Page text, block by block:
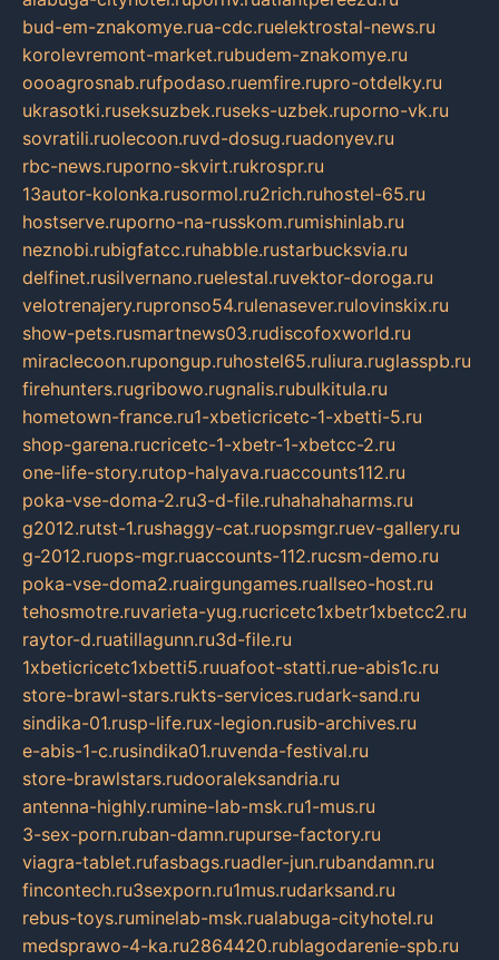
bud-em-znakomye.rua-cdc.ruelektrostal-news.ru
korolevremont-market.rubudem-znakomye.ru
oooagrosnab.rufpodaso.ruemfire.rupro-otdelky.ru
ukrasotki.ruseksuzbek.ruseks-uzbek.ruporno-vk.ru
sovratili.ruolecoon.ruvd-dosug.ruadonyev.ru
rbc-news.ruporno-skvirt.rukrospr.ru
13autor-kolonka.rusormol.ru2rich.ruhostel-65.ru
hostserve.ruporno-na-russkom.rumishinlab.ru
neznobi.rubigfatcc.ruhabble.rustarbucksvia.ru
delfinet.rusilvernano.ruelestal.ruvektor-doroga.ru
velotrenajery.rupronso54.rulenasever.rulovinskix.ru
show-pets.rusmartnews03.rudiscofoxworld.ru
miraclecoon.rupongup.ruhostel65.ruliura.ruglasspb.ru
firehunters.rugribowo.rugnalis.rubulkitula.ru
hometown-france.ru1-xbeticricetc-1-xbetti-5.ru
shop-garena.rucricetc-1-xbetr-1-xbetcc-2.ru
one-life-story.rutop-halyava.ruaccounts112.ru
poka-vse-doma-2.ru3-d-file.ruhahahaharms.ru
g2012.rutst-1.rushaggy-cat.ruopsmgr.ruev-gallery.ru
g-2012.ruops-mgr.ruaccounts-112.rucsm-demo.ru
poka-vse-doma2.ruairgungames.ruallseo-host.ru
tehosmotre.ruvarieta-yug.rucricetc1xbetr1xbetcc2.ru
raytor-d.ruatillagunn.ru3d-file.ru
1xbeticricetc1xbetti5.ruuafoot-statti.rue-abis1c.ru
store-brawl-stars.rukts-services.rudark-sand.ru
sindika-01.rusp-life.rux-legion.rusib-archives.ru
e-abis-1-c.rusindika01.ruvenda-festival.ru
store-brawlstars.rudooraleksandria.ru
antenna-highly.rumine-lab-msk.ru1-mus.ru
3-sex-porn.ruban-damn.rupurse-factory.ru
viagra-tablet.rufasbags.ruadler-jun.rubandamn.ru
fincontech.ru3sexporn.ru1mus.rudarksand.ru
rebus-toys.ruminelab-msk.rualabuga-cityhotel.ru
medsprawo-4-ka.ru2864420.rublagodarenie-spb.ru